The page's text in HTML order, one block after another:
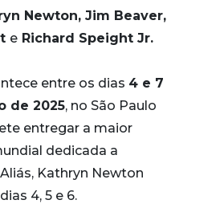
Newton, Jim Beaver,
e Richard Speight Jr.
entre os dias 4 e 7
de 2025, no São Paulo
entregar a maior
dedicada a
Kathryn Newton
4, 5 e 6.